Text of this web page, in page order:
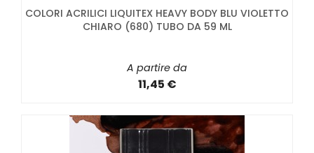
COLORI ACRILICI LIQUITEX HEAVY BODY BLU VIOLETTO
CHIARO (680) TUBO DA 59 ML
A partire da
11,45 €